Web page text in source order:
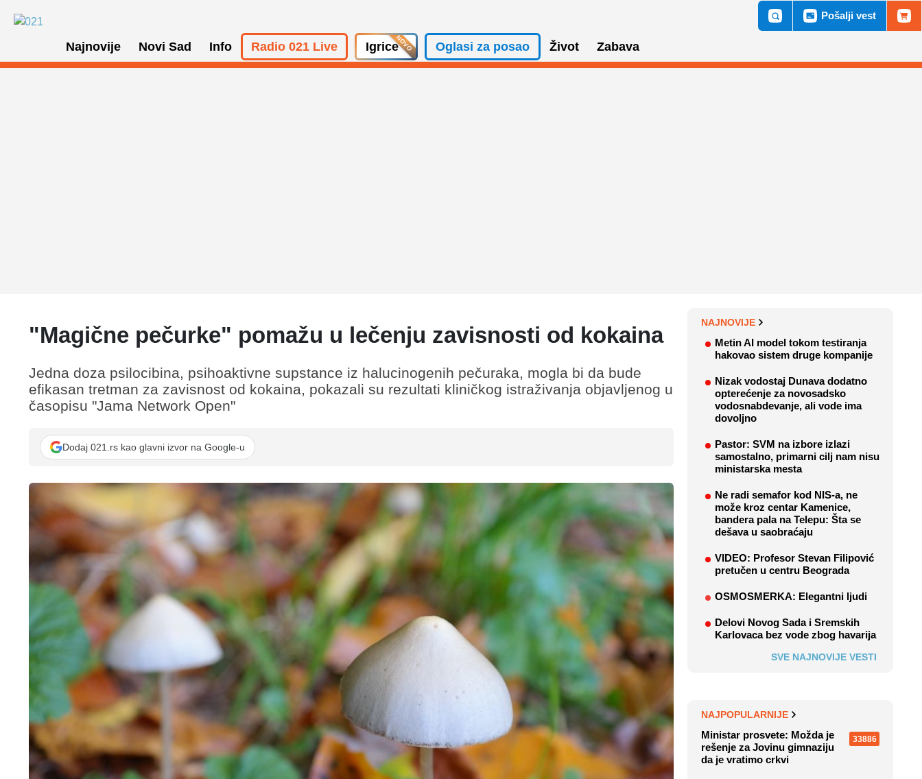
Najnovije Novi Sad Info Radio 021 Live Igrice Oglasi za posao Život Zabava
Pošalji vest
"Magične pečurke" pomažu u lečenju zavisnosti od kokaina
Jedna doza psilocibina, psihoaktivne supstance iz halucinogenih pečuraka, mogla bi da bude
efikasan tretman za zavisnost od kokaina, pokazali su rezultati kliničkog istraživanja objavljenog u
časopisu "Jama Network Open"
Dodaj 021.rs kao glavni izvor na Google-u
NAJNOVIJE
Metin AI model tokom testiranja
hakovao sistem druge kompanije
Nizak vodostaj Dunava dodatno
opterećenje za novosadsko
vodosnabdevanje, ali vode ima
dovoljno
Pastor: SVM na izbore izlazi
samostalno, primarni cilj nam nisu
ministarska mesta
Ne radi semafor kod NIS-a, ne
može kroz centar Kamenice,
bandera pala na Telepu: Šta se
dešava u saobraćaju
VIDEO: Profesor Stevan Filipović
pretučen u centru Beograda
OSMOSMERKA: Elegantni ljudi
Delovi Novog Sada i Sremskih
Karlovaca bez vode zbog havarija
SVE NAJNOVIJE VESTI
NAJPOPULARNIJE
Ministar prosvete: Možda je
rešenje za Jovinu gimnaziju
da je vratimo crkvi
33886